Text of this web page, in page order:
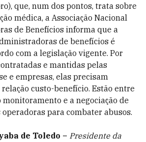
que, num dos pontos, trata sobre
médica, a Associação Nacional
de Benefícios informa que a
de benefícios é
com a legislação vigente. Por
e mantidas pelas
e empresas, elas precisam
custo-benefício. Estão entre
e a negociação de
para combater abusos.
de Toledo – Presidente da